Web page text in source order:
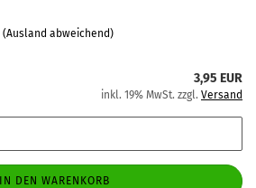
(Ausland abweichend)
3,95 EUR
inkl. 19% MwSt. zzgl. Versand
IN DEN WARENKORB